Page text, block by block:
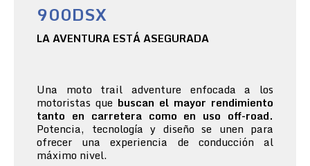
900DSX
LA AVENTURA ESTÁ ASEGURADA
Una moto trail adventure enfocada a los
motoristas que buscan el mayor rendimiento
tanto en carretera como en uso off-road.
Potencia, tecnología y diseño se unen para
ofrecer una experiencia de conducción al
máximo nivel.